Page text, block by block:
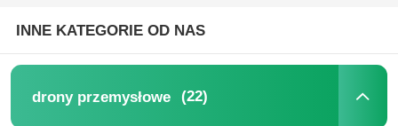
termowizyjny celownik
INNE KATEGORIE OD NAS
drony przemysłowe (22)